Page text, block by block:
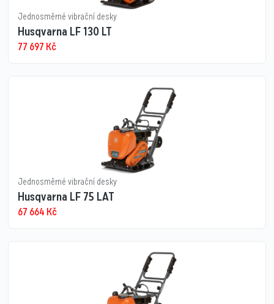
Jednosměrné vibrační desky
Husqvarna LF 130 LT
77 697 Kč
Jednosměrné vibrační desky
Husqvarna LF 75 LAT
67 664 Kč